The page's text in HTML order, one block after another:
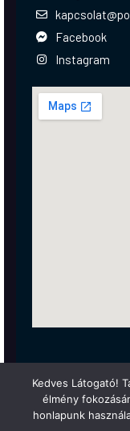
Facebook
Instagram
Kedves Látogató!
élmény
honlapunk